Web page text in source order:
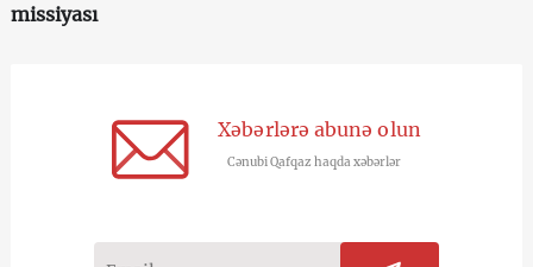
missiyası
Xəbərlərə abunə olun
Cənubi Qafqaz haqda xəbərlər